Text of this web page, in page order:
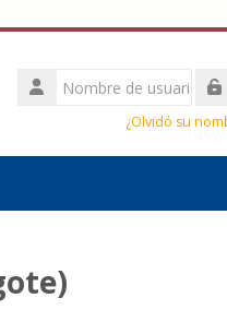
Nombre
de
¿Olvidó su